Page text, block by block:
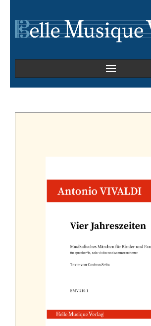
Home
Kammermusik
Orchesterwerke